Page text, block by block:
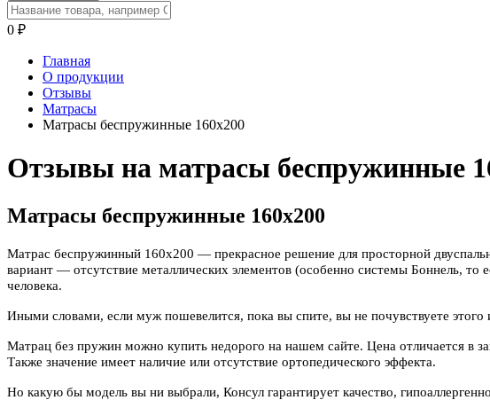
0 ₽
Главная
О продукции
Отзывы
Матрасы
Матрасы беспружинные 160х200
Отзывы на матрасы беспружинные
Матрасы беспружинные 160х200
Матрас беспружинный 160x200 — прекрасное решение для просторной
вариант — отсутствие металлических элементов (особенно системы Боннель,
человека.
Иными словами, если муж пошевелится, пока вы спите, вы не почувствуете
Матрац без пружин можно купить недорого на нашем сайте. Цена отличается в
Также значение имеет наличие или отсутствие ортопедического эффекта.
Но какую бы модель вы ни выбрали, Консул гарантирует качество,